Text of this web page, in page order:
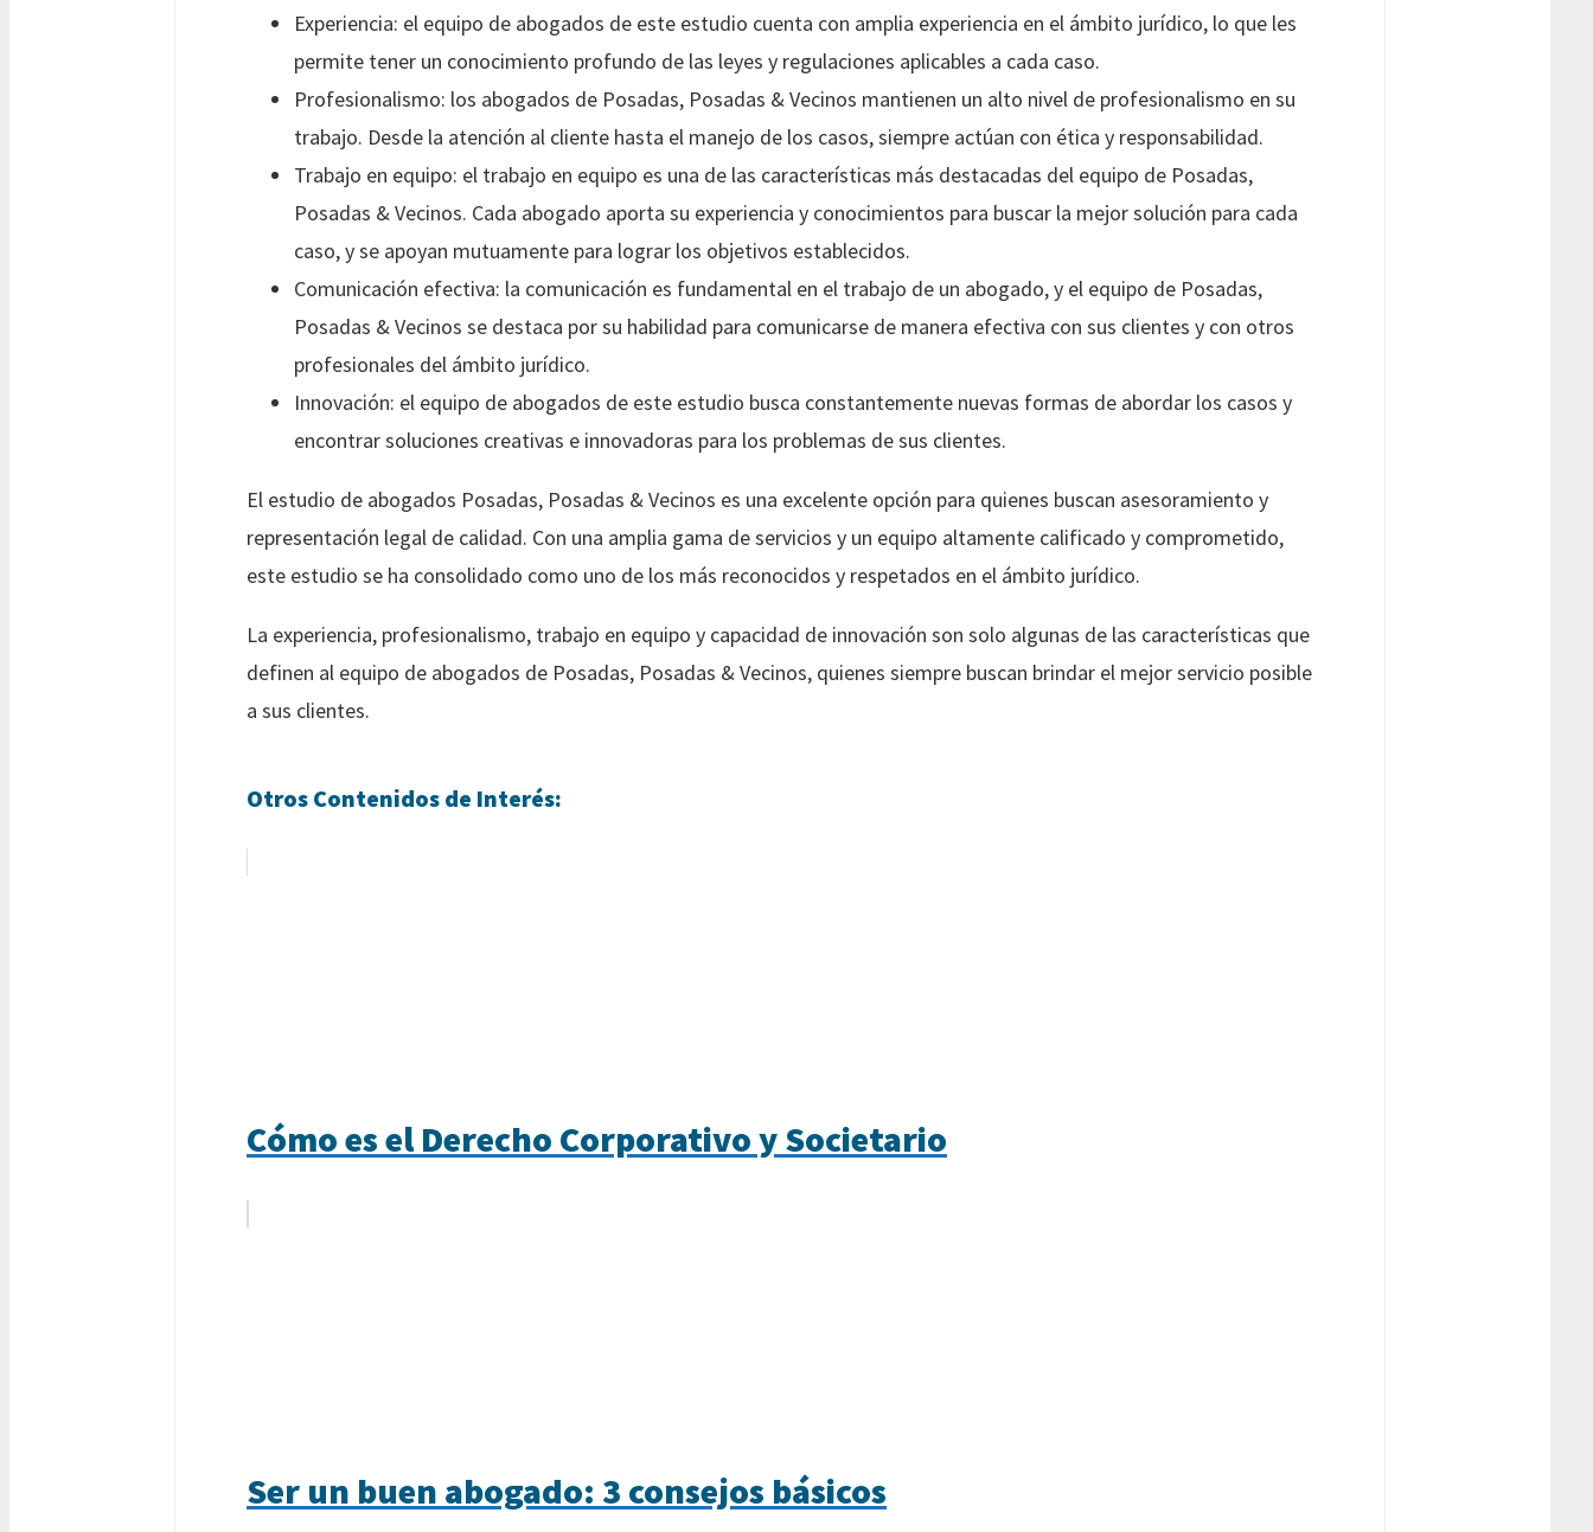
Experiencia: el equipo de abogados de este estudio cuenta con amplia experiencia en el ámbito jurídico, lo que les
permite tener un conocimiento profundo de las leyes y regulaciones aplicables a cada caso.
Profesionalismo: los abogados de Posadas, Posadas & Vecinos mantienen un alto nivel de profesionalismo en su
trabajo. Desde la atención al cliente hasta el manejo de los casos, siempre actúan con ética y responsabilidad.
Trabajo en equipo: el trabajo en equipo es una de las características más destacadas del equipo de Posadas,
Posadas & Vecinos. Cada abogado aporta su experiencia y conocimientos para buscar la mejor solución para cada
caso, y se apoyan mutuamente para lograr los objetivos establecidos.
Comunicación efectiva: la comunicación es fundamental en el trabajo de un abogado, y el equipo de Posadas,
Posadas & Vecinos se destaca por su habilidad para comunicarse de manera efectiva con sus clientes y con otros
profesionales del ámbito jurídico.
Innovación: el equipo de abogados de este estudio busca constantemente nuevas formas de abordar los casos y
encontrar soluciones creativas e innovadoras para los problemas de sus clientes.
El estudio de abogados Posadas, Posadas & Vecinos es una excelente opción para quienes buscan asesoramiento y
representación legal de calidad. Con una amplia gama de servicios y un equipo altamente calificado y comprometido,
este estudio se ha consolidado como uno de los más reconocidos y respetados en el ámbito jurídico.
La experiencia, profesionalismo, trabajo en equipo y capacidad de innovación son solo algunas de las características que
definen al equipo de abogados de Posadas, Posadas & Vecinos, quienes siempre buscan brindar el mejor servicio posible
a sus clientes.
Otros Contenidos de Interés:
Cómo es el Derecho Corporativo y Societario
Ser un buen abogado: 3 consejos básicos